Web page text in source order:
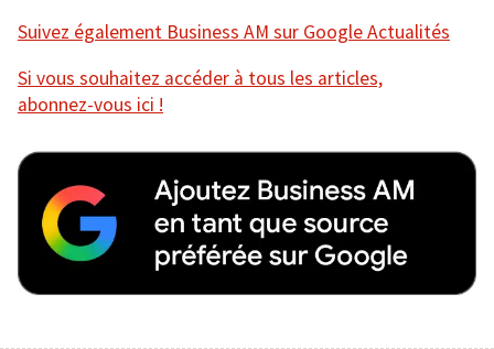
Suivez également Business AM sur Google Actualités
Si vous souhaitez accéder à tous les articles,
abonnez-vous ici !